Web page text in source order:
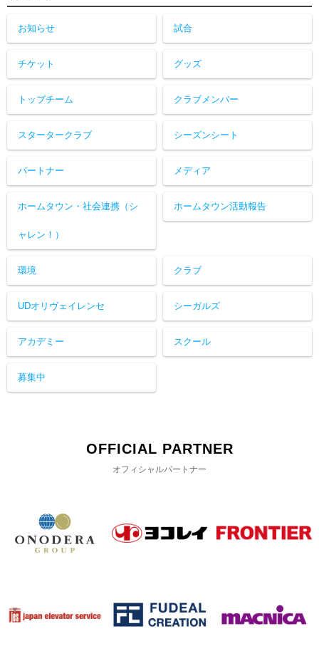
お知らせ 試合
チケット グッズ
トップチーム クラブメンバー
スタータークラブ シーズンシート
パートナー メディア
ホームタウン・社会連携（シ
ャレン！）
ホームタウン活動報告
環境 クラブ
UDオリヴェイレンセ シーガルズ
アカデミー スクール
募集中
OFFICIAL PARTNER
オフィシャルパートナー